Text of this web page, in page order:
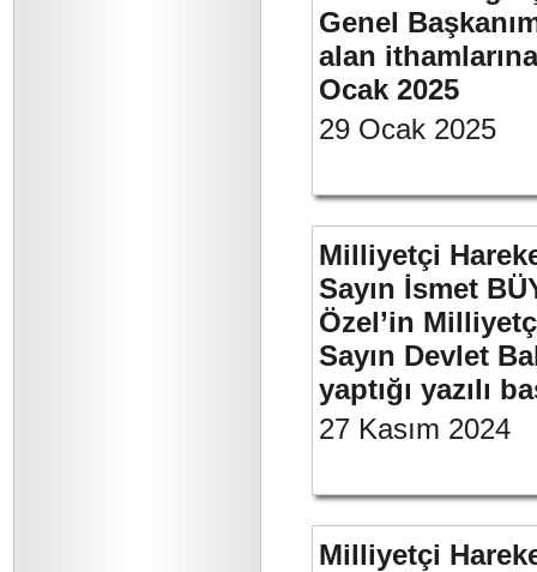
Genel
alan ithamlarına
Ocak 2025
29 Ocak 2025
Milliyetçi
Sayın İsmet
Özel’in
Sayın Devlet
yaptığı yazılı
27 Kasım 2024
Milliyetçi